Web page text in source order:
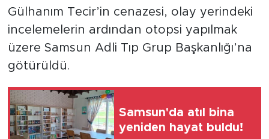
Gülhanım Tecir’in cenazesi, olay yerindeki
incelemelerin ardından otopsi yapılmak
üzere Samsun Adli Tıp Grup Başkanlığı’na
götürüldü.
Samsun'da atıl bina
yeniden hayat buldu!